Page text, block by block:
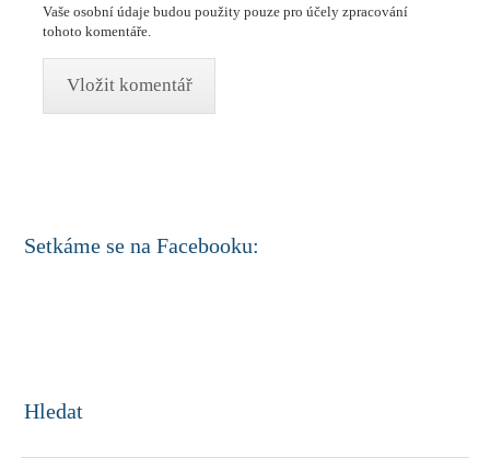
Vaše osobní údaje budou použity pouze pro účely zpracování
tohoto komentáře.
Setkáme se na Facebooku:
Hledat